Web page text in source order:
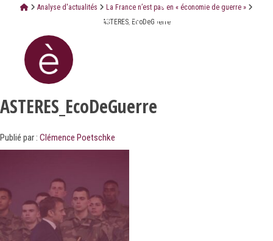
Analyse d'actualités
La France n’est pas en « économie de guerre »
ASTERES_EcoDeGuerre
ASTERES_EcoDeGuerre
Publié par : Clémence Poetschke